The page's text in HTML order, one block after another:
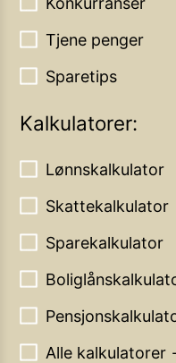
Tjene penger
Sparetips
Kalkulatorer:
Lønnskalkulator
Skattekalkulator
Sparekalkulator
Alle kalkulatorer